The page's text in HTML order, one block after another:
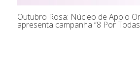
Outubro Rosa: Núcleo de Apoio
apresenta campanha “8 Por